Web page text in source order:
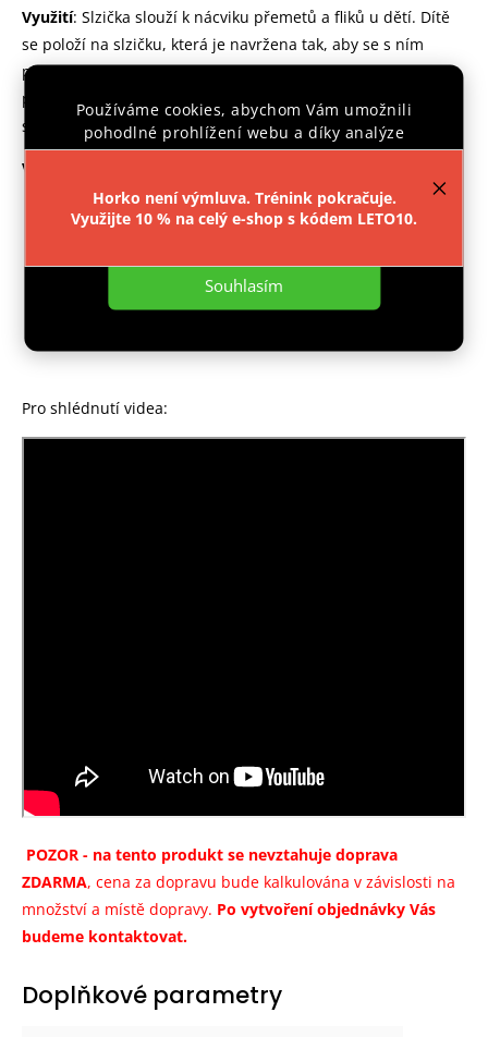
Používáme cookies, abychom Vám umožnili
pohodlné prohlížení webu a díky analýze
provozu webu neustále zlepšovali jeho funkce,
Nastavení
Souhlasím
Horko není výmluva. Trénink pokračuje.
Využijte 10 % na celý e-shop s kódem LETO10.
Využití: Slzička slouží k nácviku přemetů a fliků u dětí. Dítě
se položí na slzičku, která je navržena tak, aby se s ním
převážela, podporujíc správné návyky při těchto cvicích. Po
provedení cviku se slzička vrátí do původní polohy díky
svému vyvážení.
Velikosti
SLZIČKA 65: Vhodná pro děti do 120 cm výšky.
SLZIČKA 85: Ideální pro děti v rozmezí 135-150 cm.
Pro shlédnutí videa:
POZOR - na tento produkt se nevztahuje doprava
ZDARMA, cena za dopravu bude kalkulována v závislosti na
množství a místě dopravy. Po vytvoření objednávky Vás
budeme kontaktovat.
Doplňkové parametry